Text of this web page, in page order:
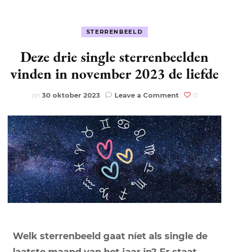
STERRENBEELD
Deze drie single sterrenbeelden
vinden in november 2023 de liefde
on 30 oktober 2023 Leave a Commenton
drie
single
vinden
in
november
2023
de
liefde
0
Welk sterrenbeeld gaat níet als single de